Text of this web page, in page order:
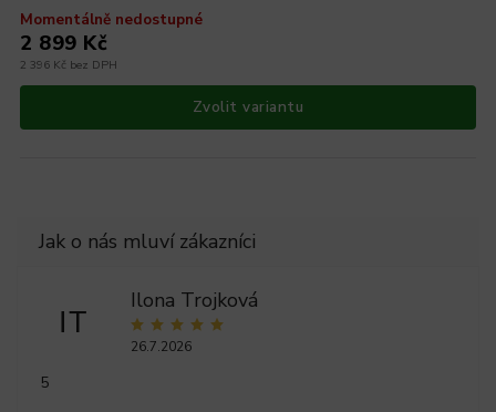
Momentálně nedostupné
2 396 Kč bez DPH
2 899 Kč
Zvolit variantu
IT
Ilona Trojková
26.7.2026
5